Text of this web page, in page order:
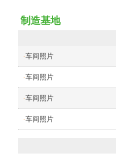
制造基地
·车间照片
·车间照片
·车间照片
·车间照片